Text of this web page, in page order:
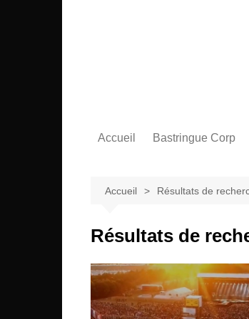
Accueil Bastringue Corp
Accueil Résultats de
Résultats de